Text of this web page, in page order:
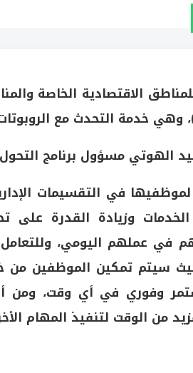
الاقتصادية الخاصة
الهوتي مسؤول برنامج
في التقسيمات
وزيادة القدرة على
في عملهم اليومي،
سيتم تمكين الموظفين من
وفوري في أي وقت، ومن
من الوقت لتنفيذ المهام